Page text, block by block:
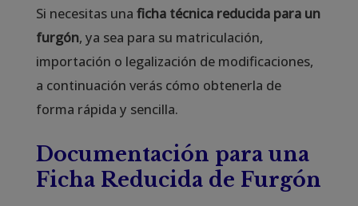
Si necesitas una ficha técnica reducida para un
furgón, ya sea para su matriculación,
importación o legalización de modificaciones,
a continuación verás cómo obtenerla de
forma rápida y sencilla.
Documentación para una
Ficha Reducida de Furgón